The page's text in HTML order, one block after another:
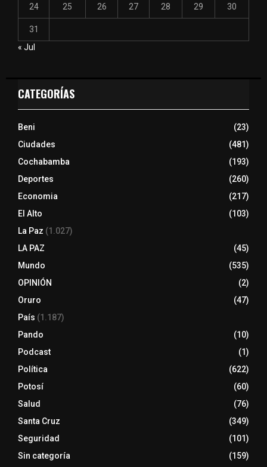
24 25 26 27 28 29 30
31
« Jul
CATEGORÍAS
Beni
(23)
Ciudades
(481)
Cochabamba
(193)
Deportes
(260)
Economia
(217)
El Alto
(103)
La Paz (1.027)
LA PAZ
(45)
Mundo
(535)
OPINIÓN
(2)
Oruro
(47)
País (1.187)
Pando
(10)
Podcast
(1)
Política
(622)
Potosí
(60)
Salud
(76)
Santa Cruz
(349)
Seguridad
(101)
Sin categoría
(159)